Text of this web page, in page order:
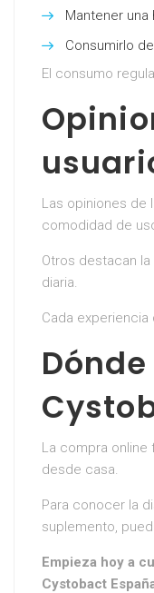
Mantener
Consumirlo
El consumo
Las opiniones de
comodidad de
Otros destacan
diaria.
Cada
La compra
desde casa.
Para conocer la
suplemento,
Empieza hoy a
Cystobact